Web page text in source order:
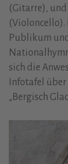
(Gitarre),
(Violoncello).
Publikum
sich die
Infotafel
„Bergisch